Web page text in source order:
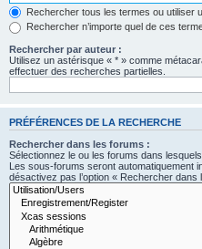
Rechercher tous les termes ou utiliser
Rechercher n’importe quel de ces
Rechercher par auteur :
Utilisez un astérisque « * » comme
effectuer des recherches partielles.
PRÉFÉRENCES DE LA RECHERCHE
Rechercher dans les forums :
Sélectionnez le ou les forums dans
Les sous-forums seront automatiquement
désactivez pas l’option « Rechercher